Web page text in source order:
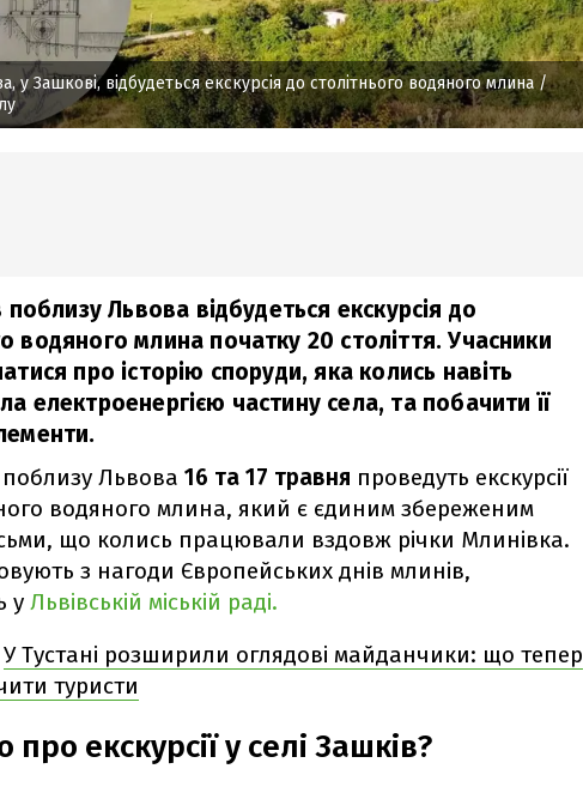
у Зашкові, відбудеться екскурсія до столітнього водяного млина /
поблизу Львова відбудеться екскурсія до
водяного млина початку 20 століття. Учасники
про історію споруди, яка колись навіть
електроенергією частину села, та побачити її
поблизу Львова 16 та 17 травня проведуть екскурсії
водяного млина, який є єдиним збереженим
що колись працювали вздовж річки Млинівка.
з нагоди Європейських днів млинів,
у Львівській міській раді.
У Тустані розширили оглядові майданчики: що тепер
туристи
екскурсії у селі Зашків?